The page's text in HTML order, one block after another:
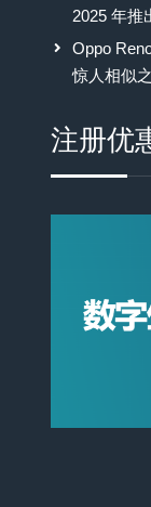
2025 年推
Oppo
惊人相似
注册优